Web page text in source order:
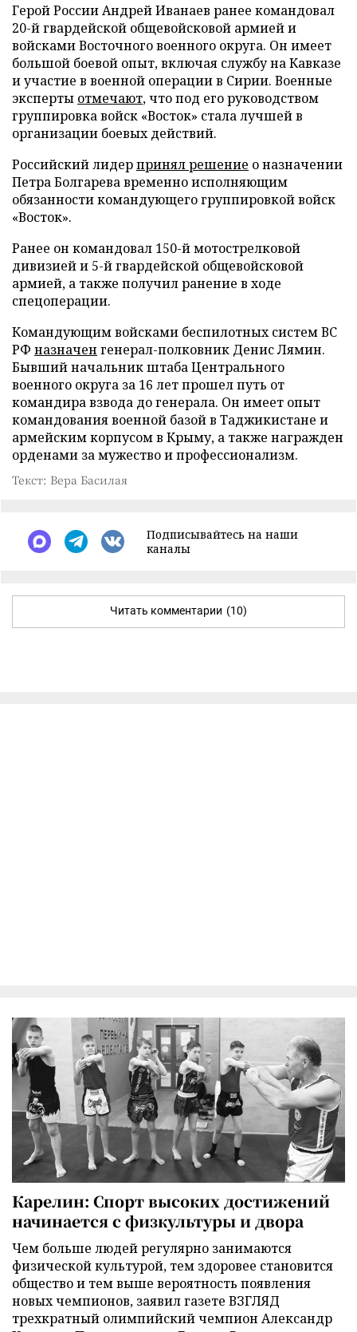
Герой России Андрей Иванаев ранее командовал
20-й гвардейской общевойсковой армией и
войсками Восточного военного округа. Он имеет
большой боевой опыт, включая службу на Кавказе
и участие в военной операции в Сирии. Военные
эксперты отмечают, что под его руководством
группировка войск «Восток» стала лучшей в
организации боевых действий.
Российский лидерпринял решение о назначении
Петра Болгарева временно исполняющим
обязанности командующего группировкой войск
«Восток».
Ранее он командовал 150-й мотострелковой
дивизией и 5-й гвардейской общевойсковой
армией, а также получил ранение в ходе
спецоперации.
Командующим войсками беспилотных систем ВС
РФ назначен генерал-полковник Денис Лямин.
Бывший начальник штаба Центрального
военного округа за 16 лет прошел путь от
командира взвода до генерала. Он имеет опыт
командования военной базой в Таджикистане и
армейским корпусом в Крыму, а также награжден
орденами за мужество и профессионализм.
Текст: Вера Басилая
Подписывайтесь на наши
каналы
Читать комментарии (10)
Карелин: Спорт высоких достижений
начинается с физкультуры и двора
Чем больше людей регулярно занимаются
физической культурой, тем здоровее становится
общество и тем выше вероятность появления
новых чемпионов, заявил газете ВЗГЛЯД
трехкратный олимпийский чемпион Александр